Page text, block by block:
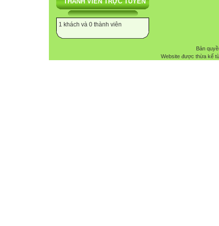
1 khách và 0 thành viên
Bản
Website được thừa kế